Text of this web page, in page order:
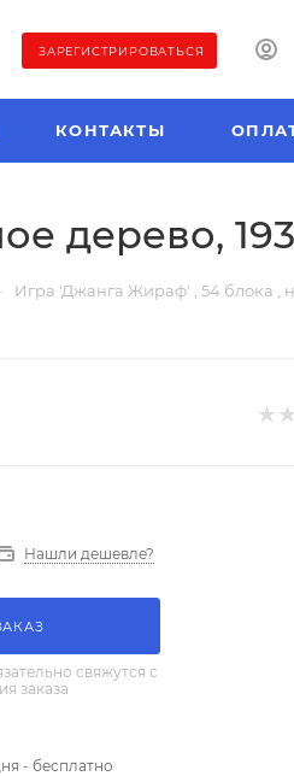
ЗАРЕГИСТРИРОВАТЬСЯ
КОНТАКТЫ
дерево,
Игра 'Джанга Жираф' , 54 блока ,
Нашли дешевле?
свяжутся с
заказа
- бесплатно